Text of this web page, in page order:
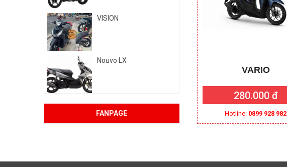
VISION
Nouvo LX
FANPAGE
VARIO
280.000 đ
Hotline: 0899 928 982